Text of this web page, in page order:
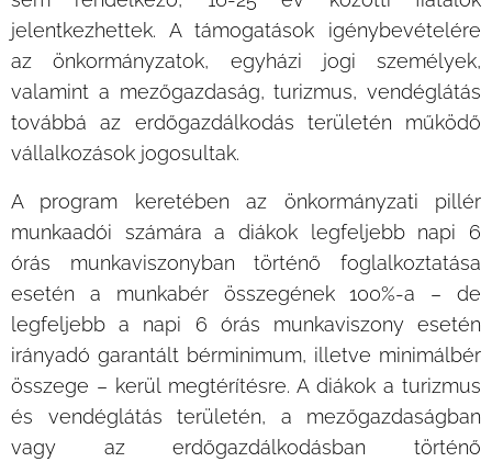
jelentkezhettek. A támogatások igénybevételére
az önkormányzatok, egyházi jogi személyek,
valamint a mezőgazdaság, turizmus, vendéglátás
továbbá az erdőgazdálkodás területén működő
vállalkozások jogosultak.
A program keretében az önkormányzati pillér
munkaadói számára a diákok legfeljebb napi 6
órás munkaviszonyban történő foglalkoztatása
esetén a munkabér összegének 100%-a – de
legfeljebb a napi 6 órás munkaviszony esetén
irányadó garantált bérminimum, illetve minimálbér
összege – kerül megtérítésre. A diákok a turizmus
és vendéglátás területén, a mezőgazdaságban
vagy az erdőgazdálkodásban történő